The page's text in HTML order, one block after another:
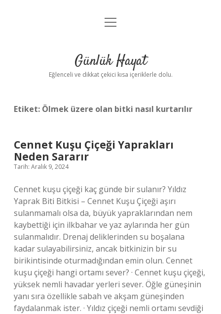
Anasayfa
Yasal Uyarı
menüyü
Günlük Hayat
Eğlenceli ve dikkat çekici kısa içeriklerle dolu.
Etiket: Ölmek üzere olan bitki nasıl kurtarılır
Cennet Kuşu Çiçeği Yaprakları
Neden Sararır
Tarih: Aralık 9, 2024
Cennet kuşu çiçeği kaç günde bir sulanır? Yıldız
Yaprak Biti Bitkisi – Cennet Kuşu Çiçeği aşırı
sulanmamalı olsa da, büyük yapraklarından nem
kaybettiği için ilkbahar ve yaz aylarında her gün
sulanmalıdır. Drenaj deliklerinden su boşalana
kadar sulayabilirsiniz, ancak bitkinizin bir su
birikintisinde oturmadığından emin olun. Cennet
kuşu çiçeği hangi ortamı sever? · Cennet kuşu çiçeği,
yüksek nemli havadar yerleri sever. Öğle güneşinin
yanı sıra özellikle sabah ve akşam güneşinden
faydalanmak ister. · Yıldız çiçeği nemli ortamı sevdiği